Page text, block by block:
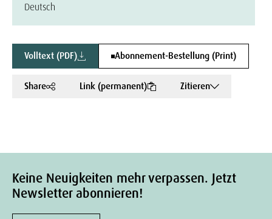
Deutsch
Volltext (PDF) Abonnement-Bestellung (Print)
Share Link (permanent) Zitieren
Keine Neuigkeiten mehr verpassen. Jetzt
Newsletter abonnieren!